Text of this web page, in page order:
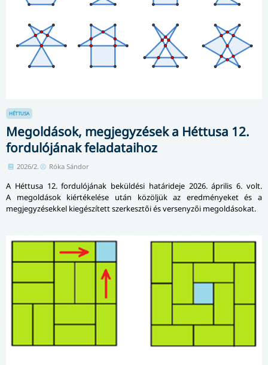
HÉTTUSA
Megoldások, megjegyzések a Héttusa 12.
fordulójának feladataihoz
2026/2. Róka Sándor
A Héttusa 12. fordulójának beküldési határideje 2026. április 6. volt.
A megoldások kiértékelése után közöljük az eredményeket és a
megjegyzésekkel kiegészített szerkesztői és versenyzői megoldásokat.